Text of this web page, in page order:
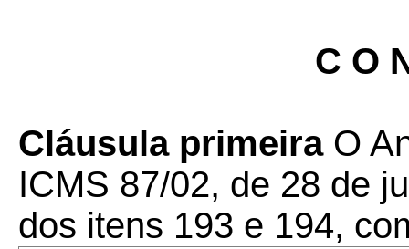
C O
Cláusula primeira O
ICMS 87/02, de 28 de
dos itens 193 e 194,